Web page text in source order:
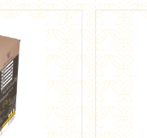
جنيه 25.00